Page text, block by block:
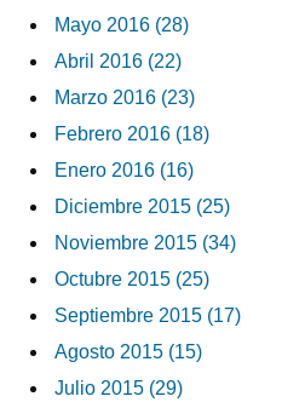
Mayo 2016 (28)
Abril 2016 (22)
Marzo 2016 (23)
Febrero 2016 (18)
Enero 2016 (16)
Diciembre 2015 (25)
Noviembre 2015 (34)
Octubre 2015 (25)
Septiembre 2015 (17)
Agosto 2015 (15)
Julio 2015 (29)